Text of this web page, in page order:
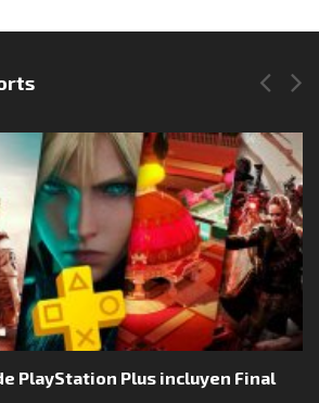
Síguenos en Instagram
PlayStation Plus incluyen Final